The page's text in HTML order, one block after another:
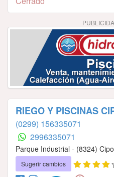
RIEGO Y PISCINAS
(0299) 156335071
2996335071
Parque Industrial - (8324)
Sugerir cambios